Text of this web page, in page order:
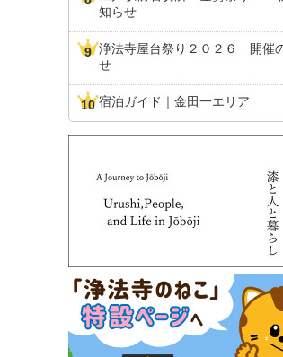
知らせ
浄法寺屋台祭り２０２６ 開催
せ
宿泊ガイド｜金田一エリア